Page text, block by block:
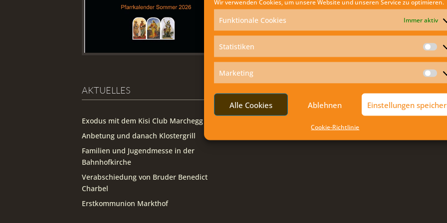
Wir verwenden Cookies, um unsere Website und unseren Service zu optimieren.
Funktionale Cookies Immer aktiv
Statistiken
Marketing
Alle Cookies Ablehnen Einstellungen
Cookie-Richtlinie
AKTUELLES
Exodus mit dem Kisi Club Marchegg
Anbetung und danach Klostergrill
Familien und Jugendmesse in der
Bahnhofkirche
Verabschiedung von Bruder Benedict
Charbel
Erstkommunion Markthof